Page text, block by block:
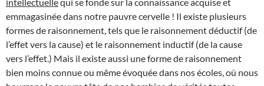
emmagasinée dans notre pauvre cervelle ! Il existe plusieurs
formes de raisonnement, tels que le raisonnement déductif (de
l’effet vers la cause) et le raisonnement inductif (de la cause
vers l’effet.) Mais il existe aussi une forme de raisonnement
bien moins connue ou même évoquée dans nos écoles, où nous